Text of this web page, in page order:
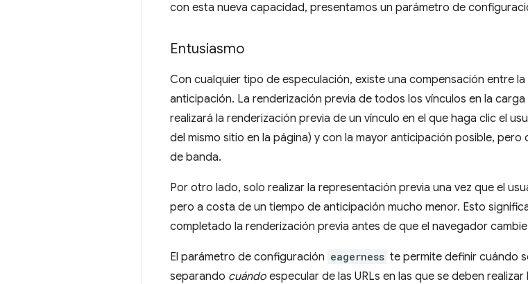
con esta nueva capacidad, presentamos un parámetro de
Entusiasmo
Con cualquier tipo de especulación, existe una compensación entre la
anticipación. La renderización previa de todos los vínculos en la
realizará la renderización previa de un vínculo en el que haga clic el
del mismo sitio en la página) y con la mayor anticipación posible,
de banda.
Por otro lado, solo realizar la representación previa una vez que el
pero a costa de un tiempo de anticipación mucho menor. Esto
completado la renderización previa antes de que el navegador
El parámetro de configuración eagerness te permite definir cuándo
separando cuándo especular de las URLs en las que se deben